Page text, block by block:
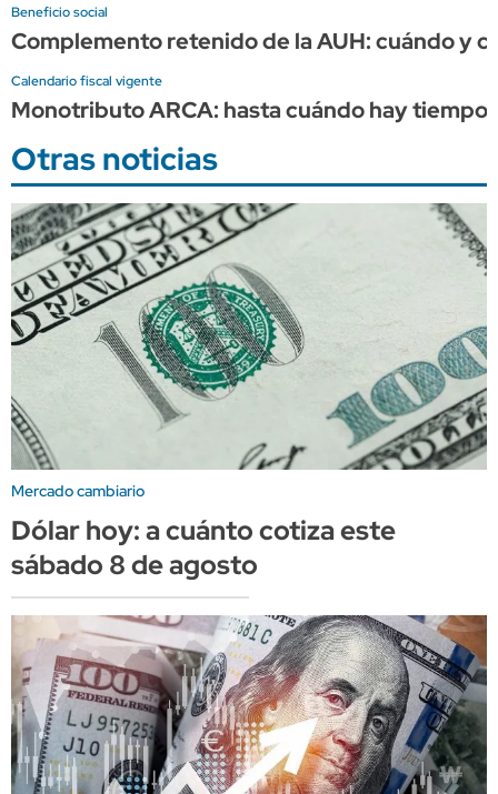
Beneficio social
Complemento retenido de la AUH: cuándo y
Calendario fiscal vigente
Monotributo ARCA: hasta cuándo hay
Otras noticias
Mercado cambiario
Dólar hoy: a cuánto cotiza este
sábado 8 de agosto